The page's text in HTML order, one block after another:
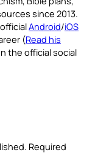
since 2013.
Android/iOS
(Read his
the official social
Required